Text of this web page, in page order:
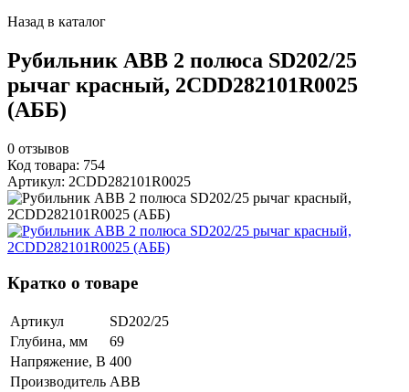
Назад в каталог
Рубильник ABB 2 полюса SD202/25
рычаг красный, 2CDD282101R0025
(АББ)
0 отзывов
Код товара: 754
Артикул: 2CDD282101R0025
Кратко о товаре
Артикул
SD202/25
Глубина, мм
69
Напряжение, В 400
Производитель ABB